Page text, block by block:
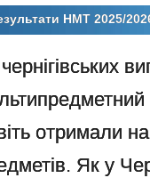
НМТ 2025/
отримали
Як у